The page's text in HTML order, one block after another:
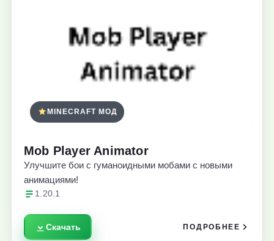
MINECRAFT МОД
Mob Player Animator
Улучшите бои с гуманоидными мобами с новыми
анимациями!
1.20.1
Скачать ПОДРОБНЕЕ